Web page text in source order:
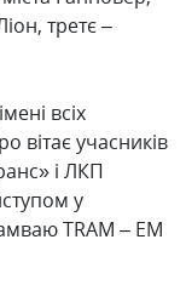
третє –
всіх
вітає учасників
і ЛКП
у
TRAM – EM